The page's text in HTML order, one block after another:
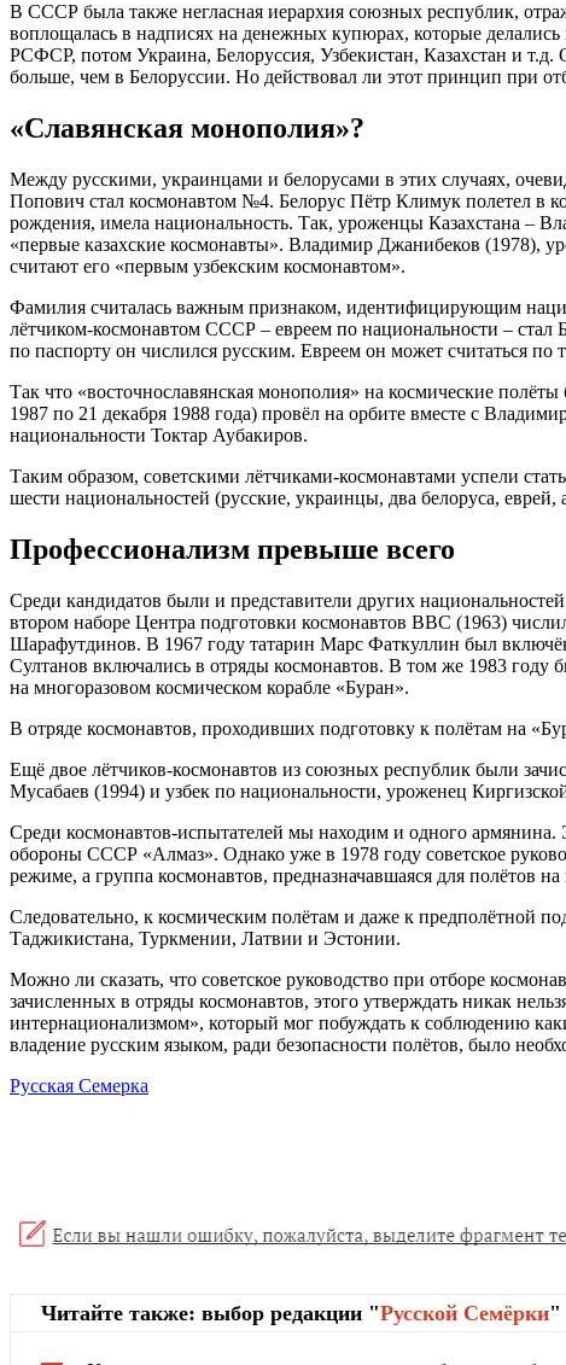
В СССР была также негласная иерархия союзных республик,
воплощалась в надписях на денежных купюрах, которые
РСФСР, потом Украина, Белоруссия, Узбекистан, Казахстан и т.д.
больше, чем в Белоруссии. Но действовал ли этот принцип при
«Славянская монополия»?
Между русскими, украинцами и белорусами в этих случаях,
Попович стал космонавтом №4. Белорус Пётр Климук полетел в
рождения, имела национальность. Так, уроженцы Казахстана –
«первые казахские космонавты». Владимир Джанибеков
считают его «первым узбекским космонавтом».
Фамилия считалась важным признаком, идентифицирующим
лётчиком-космонавтом СССР – евреем по национальности –
по паспорту он числился русским. Евреем он может считаться
Так что «восточнославянская монополия» на космические
1987 по 21 декабря 1988 года) провёл на орбите вместе с
национальности Токтар Аубакиров.
Таким образом, советскими лётчиками-космонавтами успели
шести национальностей (русские, украинцы, два белоруса, еврей,
Профессионализм превыше всего
Среди кандидатов были и представители других
втором наборе Центра подготовки космонавтов ВВС (1963)
Шарафутдинов. В 1967 году татарин Марс Фаткуллин был
Султанов включались в отряды космонавтов. В том же 1983 году
на многоразовом космическом корабле «Буран».
В отряде космонавтов, проходивших подготовку к полётам на
Ещё двое лётчиков-космонавтов из союзных республик были
Мусабаев (1994) и узбек по национальности, уроженец
Среди космонавтов-испытателей мы находим и одного
обороны СССР «Алмаз». Однако уже в 1978 году советское
режиме, а группа космонавтов, предназначавшаяся для полётов
Следовательно, к космическим полётам и даже к предполётной
Таджикистана, Туркмении, Латвии и Эстонии.
Можно ли сказать, что советское руководство при отборе
зачисленных в отряды космонавтов, этого утверждать никак
интернационализмом», который мог побуждать к соблюдению
владение русским языком, ради безопасности полётов, было
Русская Семерка
Читайте также: выбор редакции "Русской Cемёрки"